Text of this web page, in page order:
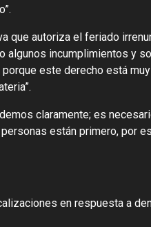
que autoriza el feriado
algunos incumplimientos y
este derecho está muy
claramente; es
están primero, por
en respuesta a